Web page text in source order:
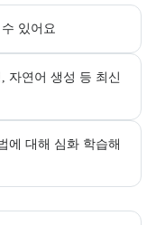
있어요
자연어 생성 등 최신
에 대해 심화 학습해
한다.